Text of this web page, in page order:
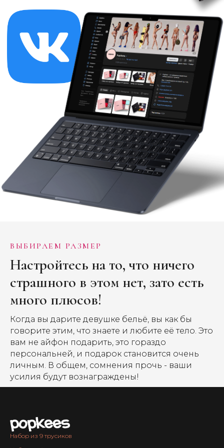
ВЫБИРАЕМ РАЗМЕР
Настройтесь на то, что ничего
страшного в этом нет, зато есть
много плюсов!
Когда вы дарите девушке бельё, вы как бы
говорите этим, что знаете и любите её тело. Это
вам не айфон подарить, это гораздо
персональней, и подарок становится очень
личным. В общем, сомнения прочь - ваши
усилия будут вознаграждены!
Набор из 9 трусиков